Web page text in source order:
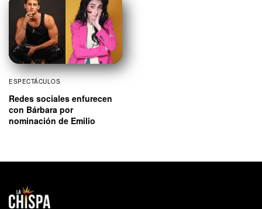
ESPECTÁCULOS
Redes sociales enfurecen
con Bárbara por
nominación de Emilio